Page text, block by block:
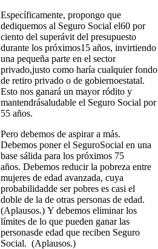
Específicamente, propongo que
dediquemos al Seguro Social el60 por
ciento del superávit del presupuesto
durante los próximos15 años, invirtiendo
una pequeña parte en el sector
privado,justo como haría cualquier fondo
de retiro privado o de gobiernoestatal.
Esto nos ganará un mayor ródito y
mantendrásaludable el Seguro Social por
55 años.
Pero debemos de aspirar a más.
Debemos poner el SeguroSocial en una
base sálida para los próximos 75
años. Debemos reducir la pobreza entre
mujeres de edad avanzada, cuya
probabilidadde ser pobres es casi el
doble de la de otras personas de edad.
(Aplausos.) Y debemos eliminar los
límites de lo que pueden ganar las
personasde edad que reciben Seguro
Social. (Aplausos.)